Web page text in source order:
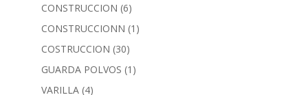
CONSTRUCCION (6)
CONSTRUCCIONN (1)
COSTRUCCION (30)
GUARDA POLVOS (1)
VARILLA (4)